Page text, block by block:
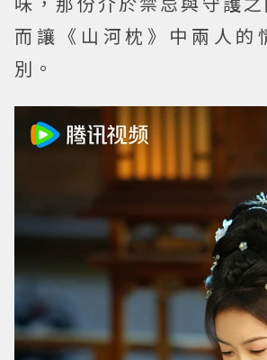
而讓《山河枕》中兩人的
別。